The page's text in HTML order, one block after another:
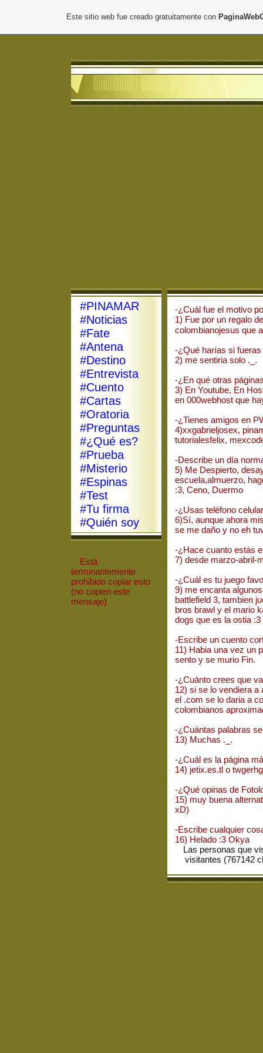
#PINAMAR
#Noticias
#Fate
#Antena
#Destino
#Entrevista
#Cuento
#Cartas
#Oratoria
#Preguntas
#¿Qué es?
#Prueba
#Misterio
#Espinas
#Test
#Tu firma
#Quién soy
Está
terminantemente
prohibido copiar esto
(no copien este
mensaje)
-¿Cuál fue el motivo
1) Fue por un regalo
colombianojesus que
-¿Qué harías si
2) me sentiria solo ._.
-¿En qué otras
3) En Youtube, En
en 000webhost que
-¿Tienes amigos en
4)xxgabrieljosex,
tutorialesfelix,
-Describe un día
5) Me Despierto,
escuela,almuerzo,
:3, Ceno, Duermo
-¿Usas teléfono
6)Sí, aunque ahora
se me daño y no eh
-¿Hace cuanto estás
7) desde marzo-abril-
-¿Cuál es tu juego
9) me encanta
battlefield 3, tambien
bros brawl y el mario
dogs que es la ostia :3
-Escribe un cuento
11) Habia una vez un
sento y se murio Fin.
-¿Cuánto crees que
12) si se lo vendiera a
el .com se lo daria a
colombianos
-¿Cuántas palabras
13) Muchas ._.
-¿Cuál es la página
14) jetix.es.tl o
-¿Qué opinas de
15) muy buena
xD)
-Escribe cualquier
16) Helado :3 Okya
Las personas que
visitantes (767142
Este sitio web fue creado gratuitamente con